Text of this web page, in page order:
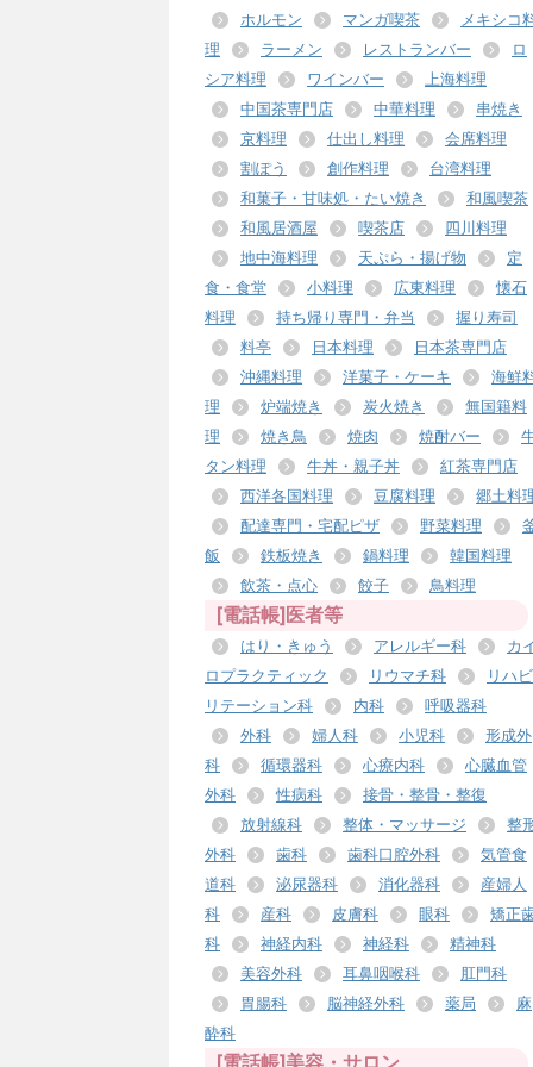
ホルモン
マンガ喫茶
メキシコ
理
ラーメン レストランバー
ロ
シア料理
ワインバー
上海料理
中国茶専門店
中華料理
串焼き
京料理
仕出し料理
会席料理
割ぽう
創作料理
台湾料理
和菓子・甘味処・たい焼き
和風喫茶
和風居酒屋
喫茶店
四川料理
地中海料理
天ぷら・揚げ物
定
食・食堂
小料理 広東料理
懐石
料理
持ち帰り専門・弁当
握り寿司
料亭
日本料理
日本茶専門店
沖縄料理
洋菓子・ケーキ
海鮮
理
炉端焼き 炭火焼き
無国籍料
理
焼き鳥 焼肉 焼酎バー
タン料理
牛丼・親子丼
紅茶専門店
西洋各国料理
豆腐料理
郷土料
配達専門・宅配ピザ
野菜料理
飯
鉄板焼き 鍋料理
韓国料理
飲茶・点心
餃子 鳥料理
[電話帳]医者等
はり・きゅう アレルギー科
カ
ロプラクティック
リウマチ科
リハビ
リテーション科
内科
呼吸器科
外科
婦人科 小児科
形成外
科
循環器科 心療内科
心臓血管
外科
性病科
接骨・整骨・整復
放射線科
整体・マッサージ
整
外科
歯科 歯科口腔外科
気管食
道科
泌尿器科 消化器科
産婦人
科
産科 皮膚科 眼科
矯正
科
神経内科 神経科
精神科
美容外科
耳鼻咽喉科
肛門科
胃腸科
脳神経外科 薬局
麻
酔科